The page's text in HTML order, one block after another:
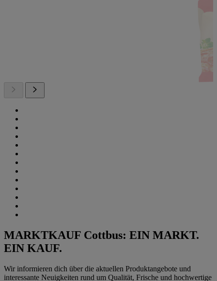
MARKTKAUF Cottbus: EIN MARKT.
EIN KAUF.
Wir informieren dich über die aktuellen Produktangebote und
interessante Neuigkeiten rund um Qualität, Frische und hochwertige